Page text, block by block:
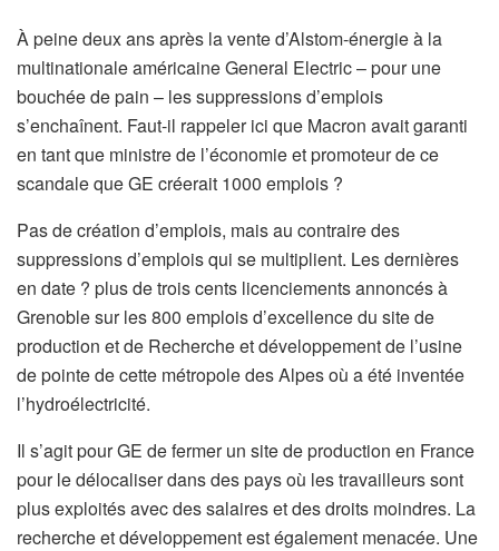
À peine deux ans après la vente d’Alstom-énergie à la
multinationale américaine General Electric – pour une
bouchée de pain – les suppressions d’emplois
s’enchaînent. Faut-il rappeler ici que Macron avait garanti
en tant que ministre de l’économie et promoteur de ce
scandale que GE créerait 1000 emplois ?
Pas de création d’emplois, mais au contraire des
suppressions d’emplois qui se multiplient. Les dernières
en date ? plus de trois cents licenciements annoncés à
Grenoble sur les 800 emplois d’excellence du site de
production et de Recherche et développement de l’usine
de pointe de cette métropole des Alpes où a été inventée
l’hydroélectricité.
Il s’agit pour GE de fermer un site de production en France
pour le délocaliser dans des pays où les travailleurs sont
plus exploités avec des salaires et des droits moindres. La
recherche et développement est également menacée. Une